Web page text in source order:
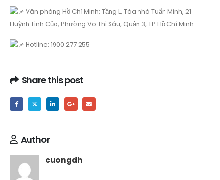
Văn phòng Hồ Chí Minh: Tầng L, Tòa nhà Tuấn Minh, 21
Huỳnh Tịnh Của, Phường Võ Thị Sáu, Quận 3, TP Hồ Chí Minh.
Hotline: 1900 277 255
Share this post
Author
cuongdh